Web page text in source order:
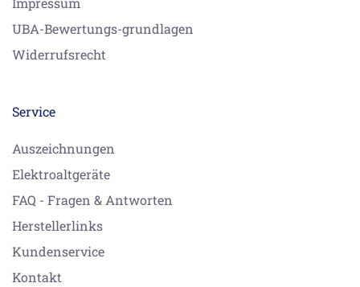
UBA-Bewertungs-grundlagen
Widerrufsrecht
Service
Auszeichnungen
Elektroaltgeräte
FAQ - Fragen & Antworten
Herstellerlinks
Kundenservice
Kontakt